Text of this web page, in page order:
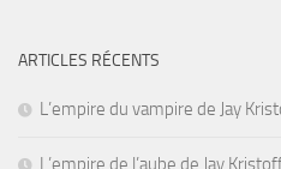
ARTICLES RÉCENTS
L’empire du vampire de Jay
L’empire de l’aube de Jay